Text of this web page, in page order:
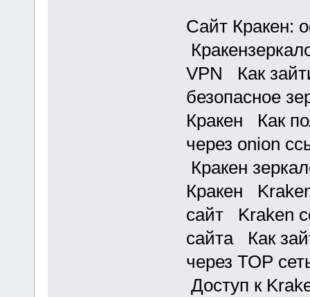
Сайт Кракен:
VPN Как
безопасное
Кракен Как
через onion
Кракен
Кракен
сайт Kraken
сайта Как
через ТОР
Доступ к